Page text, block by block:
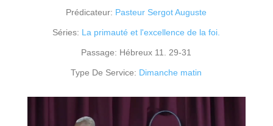
Prédicateur: Pasteur Sergot Auguste
Séries: La primauté et l'excellence de la foi.
Passage: Hébreux 11. 29-31
Type De Service: Dimanche matin